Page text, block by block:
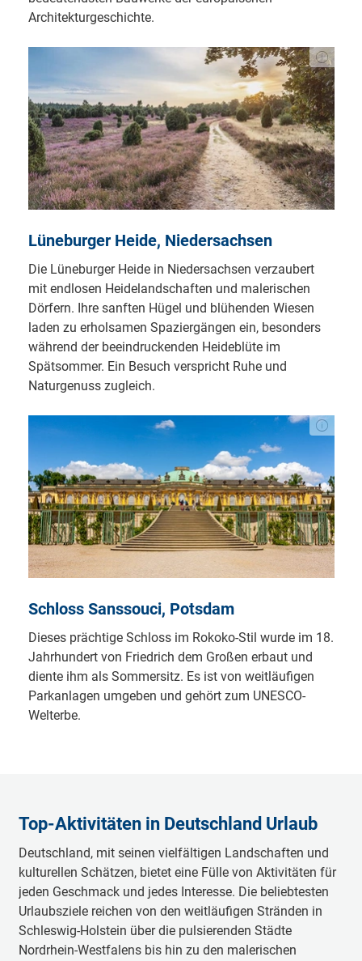
Architekturgeschichte.
Lüneburger Heide, Niedersachsen
Die Lüneburger Heide in Niedersachsen verzaubert
mit endlosen Heidelandschaften und malerischen
Dörfern. Ihre sanften Hügel und blühenden Wiesen
laden zu erholsamen Spaziergängen ein, besonders
während der beeindruckenden Heideblüte im
Spätsommer. Ein Besuch verspricht Ruhe und
Naturgenuss zugleich.
Schloss Sanssouci, Potsdam
Dieses prächtige Schloss im Rokoko-Stil wurde im 18.
Jahrhundert von Friedrich dem Großen erbaut und
diente ihm als Sommersitz. Es ist von weitläufigen
Parkanlagen umgeben und gehört zum UNESCO-
Welterbe.
Top-Aktivitäten in Deutschland Urlaub
Deutschland, mit seinen vielfältigen Landschaften und
kulturellen Schätzen, bietet eine Fülle von Aktivitäten für
jeden Geschmack und jedes Interesse. Die beliebtesten
Urlaubsziele reichen von den weitläufigen Stränden in
Schleswig-Holstein über die pulsierenden Städte
Nordrhein-Westfalens bis hin zu den malerischen